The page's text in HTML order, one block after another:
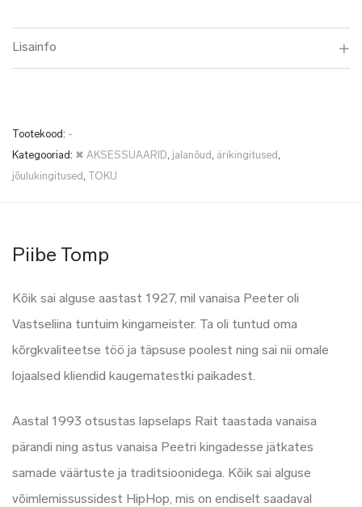
Lisainfo
Tootekood: -
Kategooriad: ✖ AKSESSUAARID, jalanõud, ärikingitused,
jõulukingitused, TOKU
Piibe Tomp
Kõik sai alguse aastast 1927, mil vanaisa Peeter oli
Vastseliina tuntuim kingameister. Ta oli tuntud oma
kõrgkvaliteetse töö ja täpsuse poolest ning sai nii omale
lojaalsed kliendid kaugematestki paikadest.
Aastal 1993 otsustas lapselaps Rait taastada vanaisa
pärandi ning astus vanaisa Peetri kingadesse jätkates
samade väärtuste ja traditsioonidega. Kõik sai alguse
võimlemissussidest HipHop, mis on endiselt saadaval